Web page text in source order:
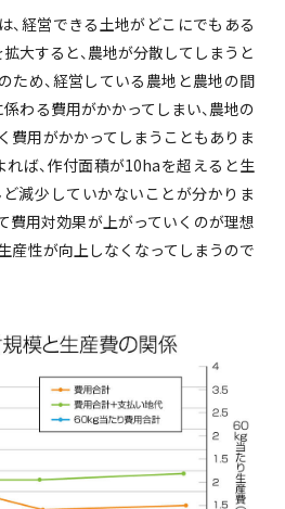
、経営できる土地がどこにでもある
大すると、農地が分散してしまうと
ため、経営している農地と農地の間
わる費用がかかってしまい、農地の
費用がかかってしまうこともありま
ば、作付面積が10haを超えると生
減少していかないことが分かりま
費用対効果が上がっていくのが理想
産性が向上しなくなってしまうので